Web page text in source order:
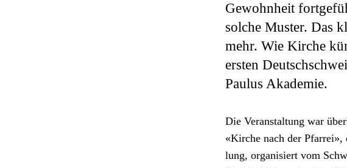
Gewohnheit
solche Muster. Das
mehr. Wie Kirche
ersten
Paulus Akademie.
Die Ver­anstal­tung war
«Kirche nach der
lung, organ­isiert vom